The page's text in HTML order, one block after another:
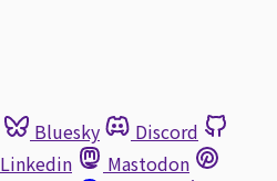
Bluesky
Discord
Linkedin
Mastodon